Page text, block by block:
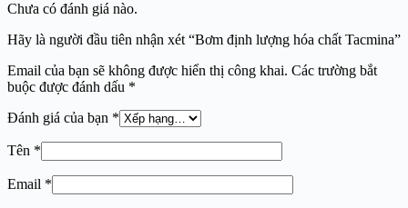
Chưa có đánh giá nào.
Hãy là người đầu tiên nhận xét “Bơm định lượng hóa chất Tacmina”
Email của bạn sẽ không được hiển thị công khai. Các trường bắt
buộc được đánh dấu *
Đánh giá của bạn *
Tên *
Email *